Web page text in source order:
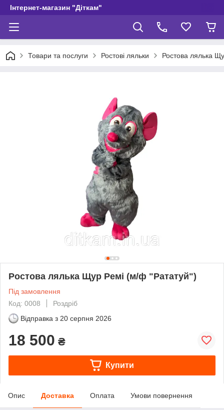
Інтернет-магазин "Діткам"
Товари та послуги Ростові ляльки Ростова лялька
Ростова лялька Щур Ремі (м/ф "Рататуй")
Під замовлення
Код: 0008
Роздріб
Відправка з 20 серпня 2026
18 500 ₴
Купити
Опис Доставка Оплата Умови повернення